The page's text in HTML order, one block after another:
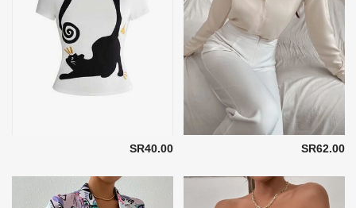
SR62.00
SR40.00